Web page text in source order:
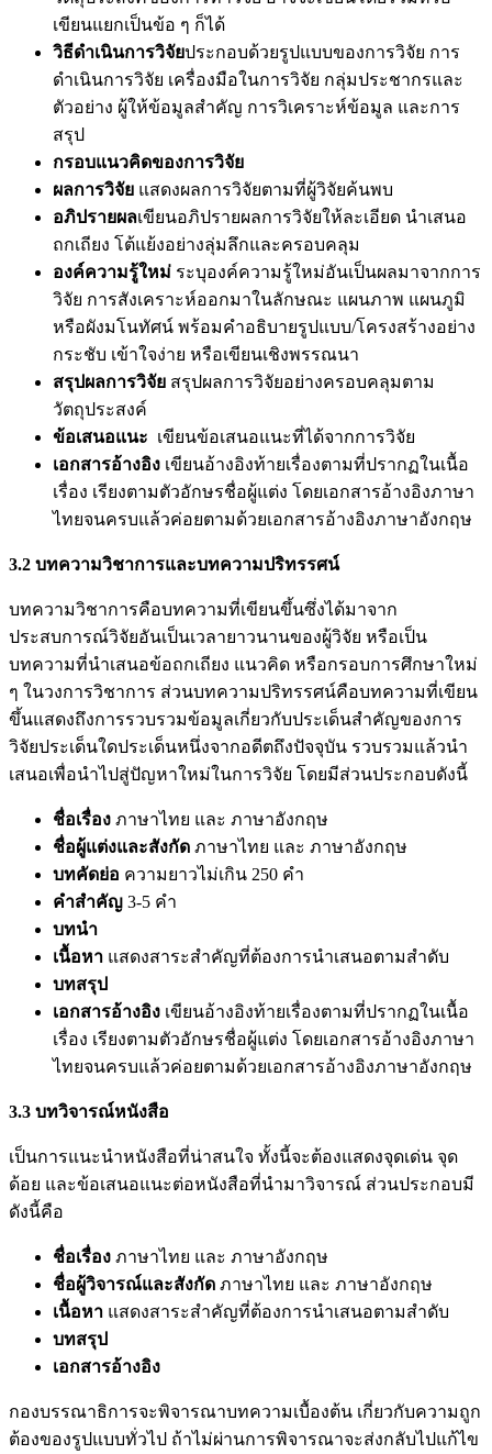
เขียนแยกเป็นข้อ ๆ ก็ได้
วิธีดำเนินการวิจัยประกอบด้วยรูปแบบของการวิจัย การ
ดำเนินการวิจัย เครื่องมือในการวิจัย กลุ่มประชากรและ
ตัวอย่าง ผู้ให้ข้อมูลสำคัญ การวิเคราะห์ข้อมูล และการ
สรุป
กรอบแนวคิดของการวิจัย
ผลการวิจัย แสดงผลการวิจัยตามที่ผู้วิจัยค้นพบ
อภิปรายผลเขียนอภิปรายผลการวิจัยให้ละเอียด นำเสนอ
ถกเถียง โต้แย้งอย่างลุ่มลึกและครอบคลุม
องค์ความรู้ใหม่ ระบุองค์ความรู้ใหม่อันเป็นผลมาจากการ
วิจัย การสังเคราะห์ออกมาในลักษณะ แผนภาพ แผนภูมิ
หรือผังมโนทัศน์ พร้อมคำอธิบายรูปแบบ/โครงสร้างอย่าง
กระชับ เข้าใจง่าย หรือเขียนเชิงพรรณนา
สรุปผลการวิจัย สรุปผลการวิจัยอย่างครอบคลุมตาม
วัตถุประสงค์
ข้อเสนอแนะ เขียนข้อเสนอแนะที่ได้จากการวิจัย
เอกสารอ้างอิง เขียนอ้างอิงท้ายเรื่องตามที่ปรากฏในเนื้อ
เรื่อง เรียงตามตัวอักษรชื่อผู้แต่ง โดยเอกสารอ้างอิงภาษา
ไทยจนครบแล้วค่อยตามด้วยเอกสารอ้างอิงภาษาอังกฤษ
3.2 บทความวิชาการและบทความปริทรรศน์
บทความวิชาการคือบทความที่เขียนขึ้นซึ่งได้มาจาก
ประสบการณ์วิจัยอันเป็นเวลายาวนานของผู้วิจัย หรือเป็น
บทความที่นำเสนอข้อถกเถียง แนวคิด หรือกรอบการศึกษาใหม่
ๆ ในวงการวิชาการ ส่วนบทความปริทรรศน์คือบทความที่เขียน
ขึ้นแสดงถึงการรวบรวมข้อมูลเกี่ยวกับประเด็นสำคัญของการ
วิจัยประเด็นใดประเด็นหนึ่งจากอดีตถึงปัจจุบัน รวบรวมแล้วนำ
เสนอเพื่อนำไปสู่ปัญหาใหม่ในการวิจัย โดยมีส่วนประกอบดังนี้
ชื่อเรื่อง ภาษาไทย และ ภาษาอังกฤษ
ชื่อผู้แต่งและสังกัด ภาษาไทย และ ภาษาอังกฤษ
บทคัดย่อ ความยาวไม่เกิน 250 คำ
คำสำคัญ 3-5 คำ
บทนำ
เนื้อหา แสดงสาระสำคัญที่ต้องการนำเสนอตามสำดับ
บทสรุป
เอกสารอ้างอิง เขียนอ้างอิงท้ายเรื่องตามที่ปรากฏในเนื้อ
เรื่อง เรียงตามตัวอักษรชื่อผู้แต่ง โดยเอกสารอ้างอิงภาษา
ไทยจนครบแล้วค่อยตามด้วยเอกสารอ้างอิงภาษาอังกฤษ
3.3 บทวิจารณ์หนังสือ
เป็นการแนะนำหนังสือที่น่าสนใจ ทั้งนี้จะต้องแสดงจุดเด่น จุด
ด้อย และข้อเสนอแนะต่อหนังสือที่นำมาวิจารณ์ ส่วนประกอบมี
ดังนี้คือ
ชื่อเรื่อง ภาษาไทย และ ภาษาอังกฤษ
ชื่อผู้วิจารณ์และสังกัด ภาษาไทย และ ภาษาอังกฤษ
เนื้อหา แสดงสาระสำคัญที่ต้องการนำเสนอตามสำดับ
บทสรุป
เอกสารอ้างอิง
กองบรรณาธิการจะพิจารณาบทความเบื้องต้น เกี่ยวกับความถูก
ต้องของรูปแบบทั่วไป ถ้าไม่ผ่านการพิจารณาจะส่งกลับไปแก้ไข